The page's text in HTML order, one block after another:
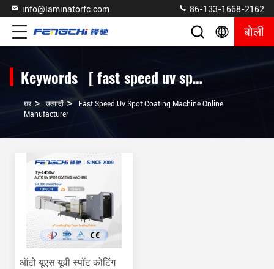
info@laminatorfc.com 86-133-1668-2162
बोली
Keywords [ fast speed uv spot coating machine ] Match 1 उत्पादों
घर > उत्पादों >
Fast Speed Uv Spot Coating Machine Online
Manufacturer
ऑटो यूएस यूवी स्पॉट कोटिंग